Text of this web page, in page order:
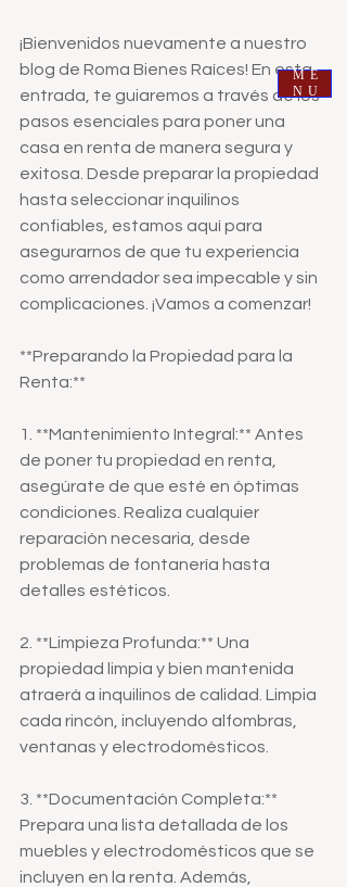
ROMA BIENES RAICES
ME
NU
¡Bienvenidos nuevamente a nuestro
blog de Roma Bienes Raíces! En esta
entrada, te guiaremos a través de los
pasos esenciales para poner una
casa en renta de manera segura y
exitosa. Desde preparar la propiedad
hasta seleccionar inquilinos
confiables, estamos aquí para
asegurarnos de que tu experiencia
como arrendador sea impecable y sin
complicaciones. ¡Vamos a comenzar!
**Preparando la Propiedad para la
Renta:**
1. **Mantenimiento Integral:** Antes
de poner tu propiedad en renta,
asegúrate de que esté en óptimas
condiciones. Realiza cualquier
reparación necesaria, desde
problemas de fontanería hasta
detalles estéticos.
2. **Limpieza Profunda:** Una
propiedad limpia y bien mantenida
atraerá a inquilinos de calidad. Limpia
cada rincón, incluyendo alfombras,
ventanas y electrodomésticos.
3. **Documentación Completa:**
Prepara una lista detallada de los
muebles y electrodomésticos que se
incluyen en la renta. Además,